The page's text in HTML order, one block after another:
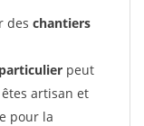
des chantiers
peut
artisan et
pour la